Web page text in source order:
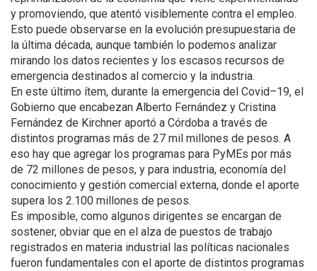
y promoviendo, que atentó visiblemente contra el empleo.
Esto puede observarse en la evolución presupuestaria de
la última década, aunque también lo podemos analizar
mirando los datos recientes y los escasos recursos de
emergencia destinados al comercio y la industria.
En este último ítem, durante la emergencia del Covid–19, el
Gobierno que encabezan Alberto Fernández y Cristina
Fernández de Kirchner aportó a Córdoba a través de
distintos programas más de 27 mil millones de pesos. A
eso hay que agregar los programas para PyMEs por más
de 72 millones de pesos, y para industria, economía del
conocimiento y gestión comercial externa, donde el aporte
supera los 2.100 millones de pesos.
Es imposible, como algunos dirigentes se encargan de
sostener, obviar que en el alza de puestos de trabajo
registrados en materia industrial las políticas nacionales
fueron fundamentales con el aporte de distintos programas